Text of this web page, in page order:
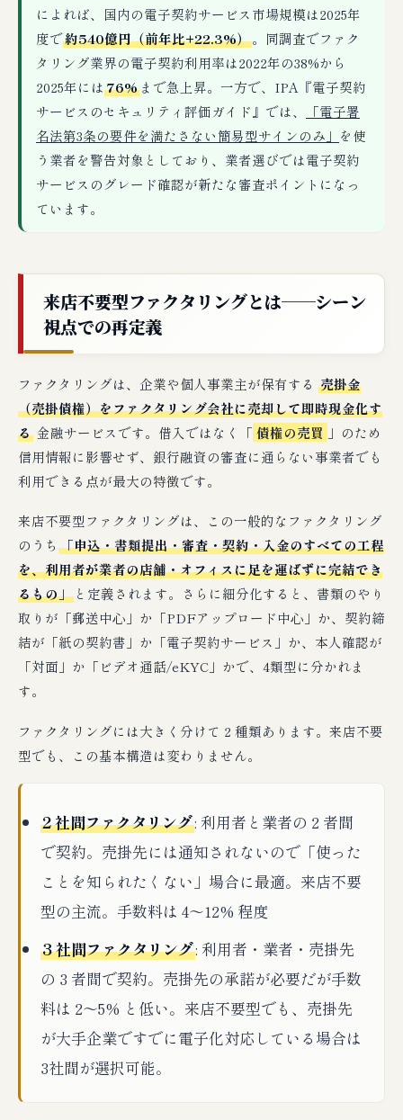
によれば、国内の電子契約サービス市場規模は2025年
度で約540億円（前年比+22.3%）。同調査でファク
タリング業界の電子契約利用率は2022年の38%から
2025年には76% まで急上昇。一方で、IPA『電子契約
サービスのセキュリティ評価ガイド』では、
「電子署
名法第3条の要件を満たさない簡易型サインのみ」 を使
う業者を警告対象としており、業者選びでは電子契約
サービスのグレード確認が新たな審査ポイントになっ
ています。
来店不要型ファクタリングとは──シーン
視点での再定義
ファクタリングは、企業や個人事業主が保有する 売掛金
（売掛債権）をファクタリング会社に売却して即時現金化す
る 金融サービスです。借入ではなく「 債権の売買 」のため
信用情報に影響せず、銀行融資の審査に通らない事業者でも
利用できる点が最大の特徴です。
来店不要型ファクタリングは、この一般的なファクタリング
のうち 「申込・書類提出・審査・契約・入金のすべての工程
を、利用者が業者の店舗・オフィスに足を運ばずに完結でき
るもの」 と定義されます。さらに細分化すると、書類のやり
取りが「郵送中心」か「PDFアップロード中心」か、契約締
結が「紙の契約書」か「電子契約サービス」か、本人確認が
「対面」か「ビデオ通話/eKYC」かで、4類型に分かれま
す。
ファクタリングには大きく分けて 2 種類あります。来店不要
型でも、この基本構造は変わりません。
2 社間ファクタリング: 利用者と業者の 2 者間
で契約。売掛先には通知されないので「使った
ことを知られたくない」場合に最適。来店不要
型の主流。手数料は 4〜12% 程度
3 社間ファクタリング: 利用者・業者・売掛先
の 3 者間で契約。売掛先の承諾が必要だが手数
料は 2〜5% と低い。来店不要型でも、売掛先
が大手企業ですでに電子化対応している場合は
3社間が選択可能。